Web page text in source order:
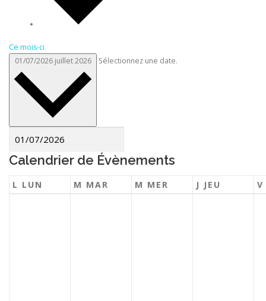
Ce mois-ci
01/07/2026 juillet 2026 Sélectionnez une date.
Calendrier de Évènements
L LUN M MAR M MER J JEU